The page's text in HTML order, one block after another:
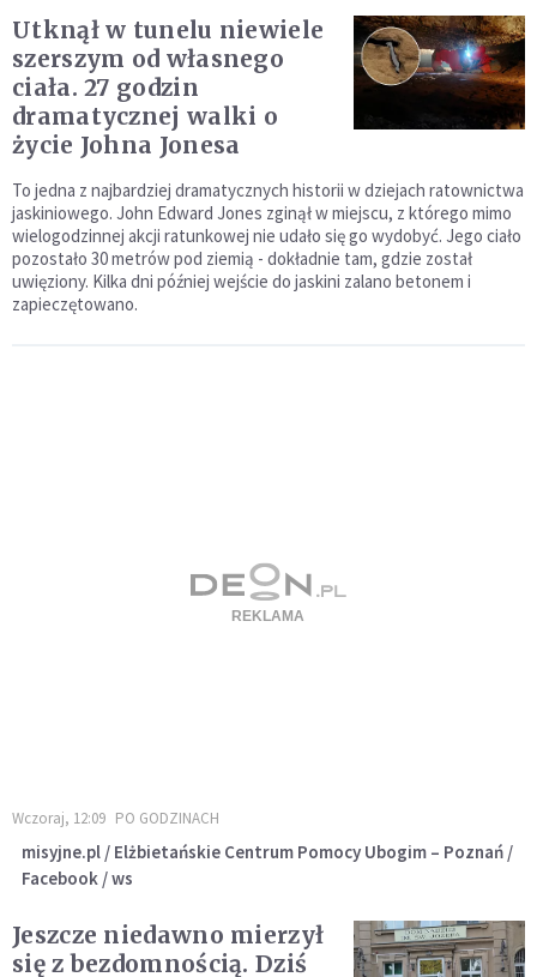
Utknął w tunelu niewiele
szerszym od własnego
ciała. 27 godzin
dramatycznej walki o
życie Johna Jonesa
To jedna z najbardziej dramatycznych historii w dziejach ratownictwa
jaskiniowego. John Edward Jones zginął w miejscu, z którego mimo
wielogodzinnej akcji ratunkowej nie udało się go wydobyć. Jego ciało
pozostało 30 metrów pod ziemią - dokładnie tam, gdzie został
uwięziony. Kilka dni później wejście do jaskini zalano betonem i
zapieczętowano.
Wczoraj, 12:09 PO GODZINACH
misyjne.pl / Elżbietańskie Centrum Pomocy Ubogim – Poznań /
Facebook / ws
Jeszcze niedawno mierzył
się z bezdomnością. Dziś